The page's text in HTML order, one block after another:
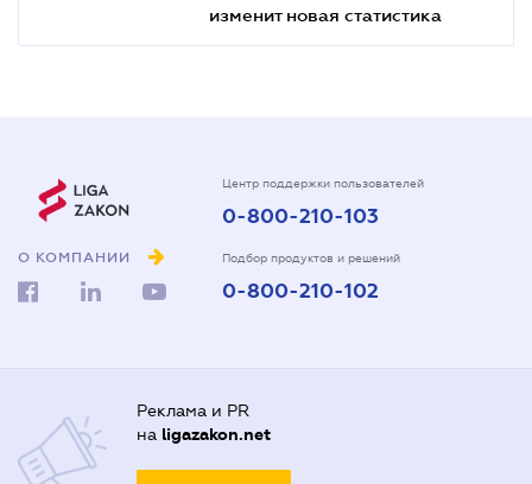
изменит новая статистика
О КОМПАНИИ
Центр поддержки пользователей
0-800-210-103
Подбор продуктов и решений
0-800-210-102
Реклама и PR
на ligazakon.net